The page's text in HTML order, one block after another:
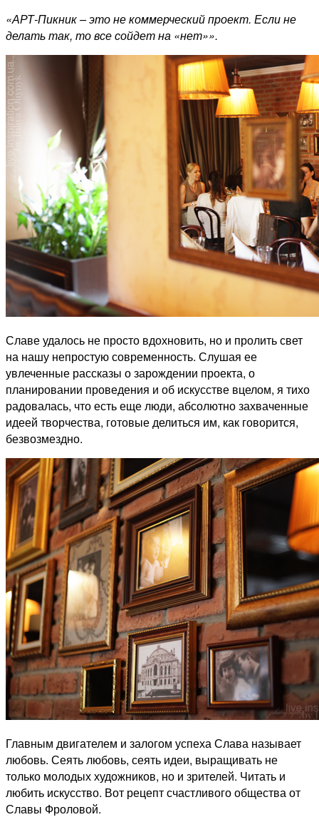
«АРТ-Пикник – это не коммерческий проект. Если не
делать так, то все сойдет на «нет»».
Славе удалось не просто вдохновить, но и пролить свет
на нашу непростую современность. Слушая ее
увлеченные рассказы о зарождении проекта, о
планировании проведения и об искусстве вцелом, я тихо
радовалась, что есть еще люди, абсолютно захваченные
идеей творчества, готовые делиться им, как говорится,
безвозмездно.
Главным двигателем и залогом успеха Слава называет
любовь. Сеять любовь, сеять идеи, выращивать не
только молодых художников, но и зрителей. Читать и
любить искусство. Вот рецепт счастливого общества от
Славы Фроловой.